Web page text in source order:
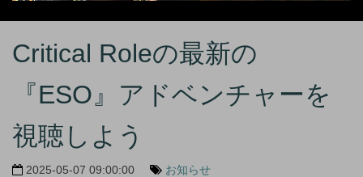
Critical Roleの最新の
『ESO』アドベンチャーを
視聴しよう
2025-05-07 09:00:00 お知らせ